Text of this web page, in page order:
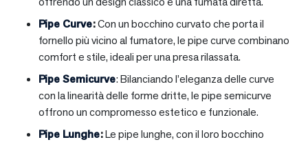
Pipe Curve:Con un bocchino curvato che porta il
fornello più vicino al fumatore, le pipe curve combinano
comfort e stile, ideali per una presa rilassata.
Pipe Semicurve: Bilanciando l’eleganza delle curve
con la linearità delle forme dritte, le pipe semicurve
offrono un compromesso estetico e funzionale.
Pipe Lunghe:Le pipe lunghe, con il loro bocchino